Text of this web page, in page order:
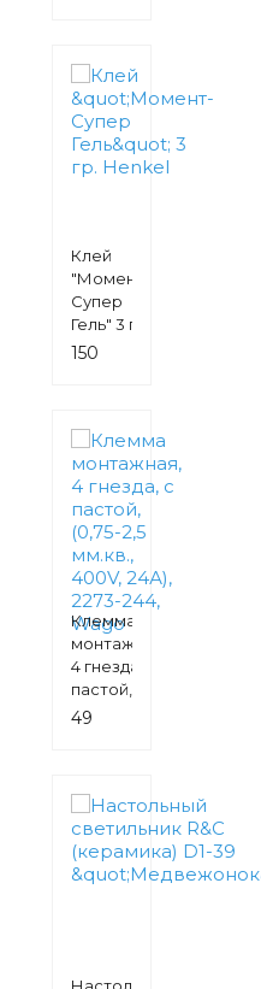
Клей
"Момент-
Супер
Гель" 3 гр.
Henkel
150
Клемма
монтажная,
4 гнезда, с
пастой,
(0,75-2,5
Wago
49